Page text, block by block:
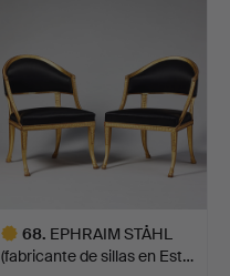
68. EPHRAIM STÅHL
(fabricante de sillas en Est…